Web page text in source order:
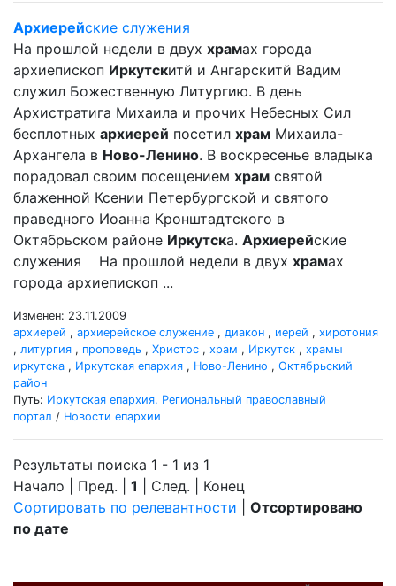
Архиерейские служения
На прошлой недели в двух храмах города
архиепископ Иркутскитй и Ангарскитй Вадим
служил Божественную Литургию. В день
Архистратига Михаила и прочих Небесных Сил
бесплотных архиерей посетил храм Михаила-
Архангела в Ново-Ленино. В воскресенье владыка
порадовал своим посещением храм святой
блаженной Ксении Петербургской и святого
праведного Иоанна Кронштадтского в
Октябрьском районе Иркутска. Архиерейские
служения На прошлой недели в двух храмах
города архиепископ ...
Изменен: 23.11.2009
архиерей , архиерейское служение , диакон , иерей , хиротония
, литургия , проповедь , Христос , храм , Иркутск , храмы
иркутска , Иркутская епархия , Ново-Ленино , Октябрьский
район
Путь: Иркутская епархия. Региональный православный
портал / Новости епархии
Результаты поиска 1 - 1 из 1
Начало | Пред. | 1 | След. | Конец
Сортировать по релевантности
Отсортировано
по дате